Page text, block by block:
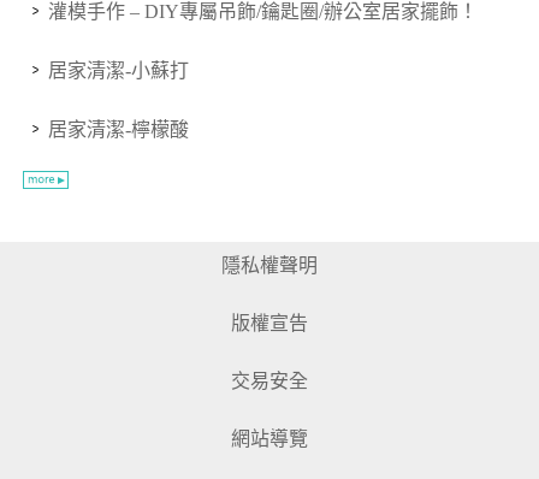
灌模手作 – DIY專屬吊飾/鑰匙圈/辦公室居家擺飾！
居家清潔-小蘇打
居家清潔-檸檬酸
隱私權聲明
版權宣告
交易安全
網站導覽